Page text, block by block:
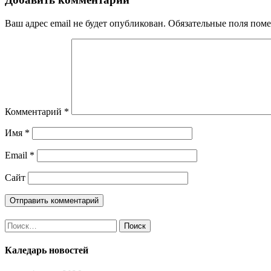
Ваш адрес email не будет опубликован. Обязательные поля
Комментарий *
Имя *
Email *
Сайт
Найти:
Каледарь новостей